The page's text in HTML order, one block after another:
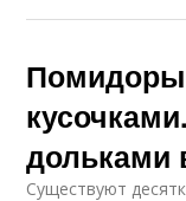
Помидоры
дольками
Существуют